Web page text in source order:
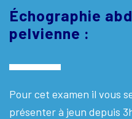
Échographie
pelvienne :
Pour cet examen il vous
présenter à jeun depuis